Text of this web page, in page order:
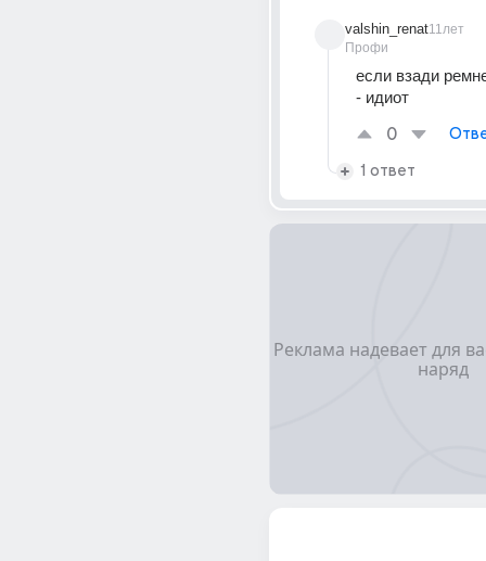
valshin_renat
Профи
11лет
если взади
- идиот
0
1 ответ